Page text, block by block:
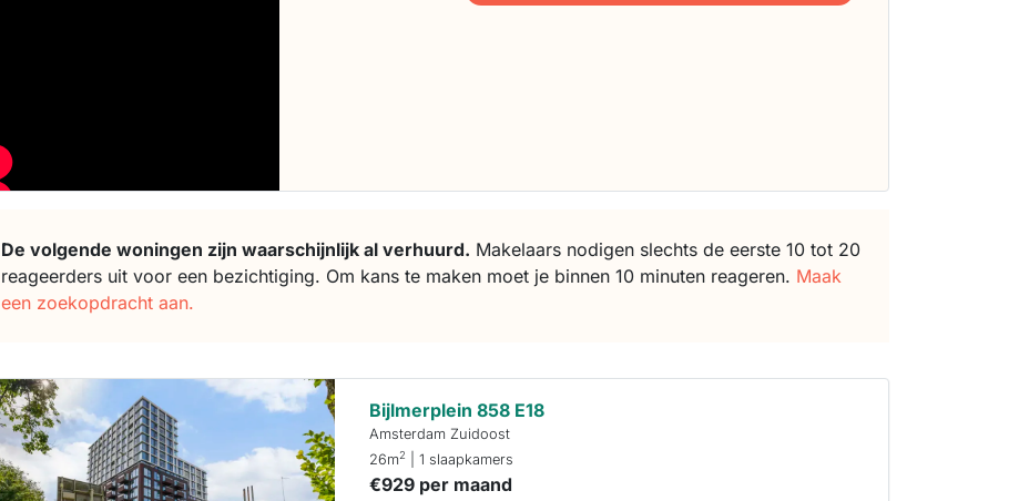
De volgende woningen zijn waarschijnlijk al verhuurd. Makelaars nodigen slechts de eerste 10 tot 20
reageerders uit voor een bezichtiging. Om kans te maken moet je binnen 10 minuten reageren. Maak
een zoekopdracht aan.
Bijlmerplein 858 E18
Amsterdam Zuidoost
26m2 | 1 slaapkamers
€929 per maand